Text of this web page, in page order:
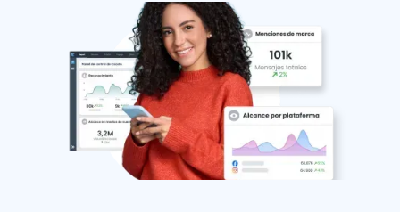
Más información sobre Review Management
Más información sobre Impulsa conversiones
Más información sobre Lealtad del cliente
Más información sobre Autoridad de marca
Gestiona tu reputación